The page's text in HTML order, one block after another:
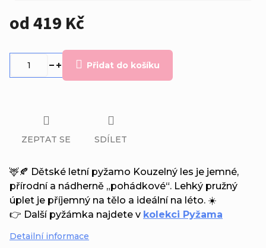
od419 Kč
Přidat do košíku
🦌🍂 Dětské letní pyžamo Kouzelný les je jemné,
přírodní a nádherně „pohádkové“. Lehký pružný
úplet je příjemný na tělo a ideální na léto. ☀️
👉 Další pyžámka najdete v kolekci Pyžama
Detailní informace
ZEPTAT SE SDÍLET